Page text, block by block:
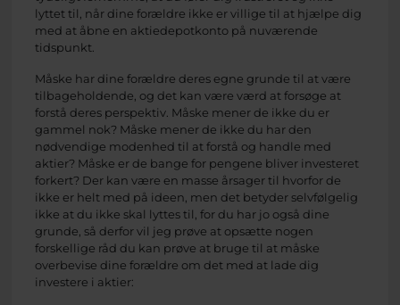
lyttet til, når dine forældre ikke er villige til at hjælpe dig
med at åbne en aktiedepotkonto på nuværende
tidspunkt.
Måske har dine forældre deres egne grunde til at være
tilbageholdende, og det kan være værd at forsøge at
forstå deres perspektiv. Måske mener de ikke du er
gammel nok? Måske mener de ikke du har den
nødvendige modenhed til at forstå og handle med
aktier? Måske er de bange for pengene bliver investeret
forkert? Der kan være en masse årsager til hvorfor de
ikke er helt med på ideen, men det betyder selvfølgelig
ikke at du ikke skal lyttes til, for du har jo også dine
grunde, så derfor vil jeg prøve at opsætte nogen
forskellige råd du kan prøve at bruge til at måske
overbevise dine forældre om det med at lade dig
investere i aktier: